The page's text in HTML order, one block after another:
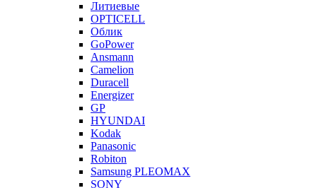
Литиевые
OPTICELL
Облик
GoPower
Ansmann
Camelion
Duracell
Energizer
GP
HYUNDAI
Kodak
Panasonic
Robiton
Samsung PLEOMAX
SONY